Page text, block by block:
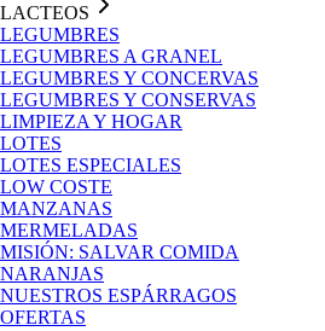
LACTEOS
LEGUMBRES
LEGUMBRES A GRANEL
LEGUMBRES Y CONCERVAS
LEGUMBRES Y CONSERVAS
LIMPIEZA Y HOGAR
LOTES
LOTES ESPECIALES
LOW COSTE
MANZANAS
MERMELADAS
MISIÓN: SALVAR COMIDA
NARANJAS
NUESTROS ESPÁRRAGOS
OFERTAS